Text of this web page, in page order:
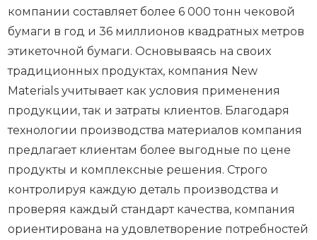
компании составляет более 6 000 тонн чековой
бумаги в год и 36 миллионов квадратных метров
этикеточной бумаги. Основываясь на своих
традиционных продуктах, компания New
Materials учитывает как условия применения
продукции, так и затраты клиентов. Благодаря
технологии производства материалов компания
предлагает клиентам более выгодные по цене
продукты и комплексные решения. Строго
контролируя каждую деталь производства и
проверяя каждый стандарт качества, компания
ориентирована на удовлетворение потребностей